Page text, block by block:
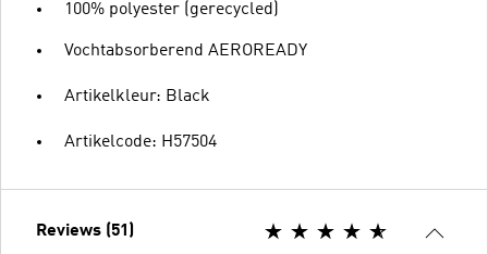
100% polyester (gerecycled)
Vochtabsorberend AEROREADY
Artikelkleur: Black
Artikelcode: H57504
Reviews (51)